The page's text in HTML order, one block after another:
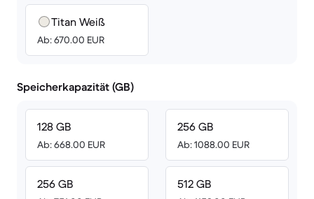
Titan Weiß
Ab: 670.00 EUR
Speicherkapazität (GB)
128 GB
Ab: 668.00 EUR
256 GB
256 GB
Ab: 1088.00 EUR
512 GB